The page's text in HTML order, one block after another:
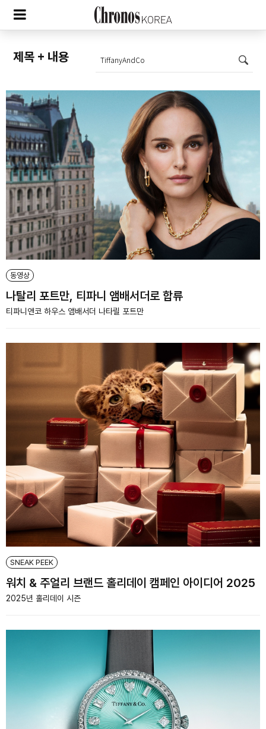
동영상
나탈리 포트만, 티파니 앰배서더로 합류
티파니앤코 하우스 앰배서더 나타릴 포트만
SNEAK PEEK
워치 & 주얼리 브랜드 홀리데이 캠페인 아이디어 2025
2025년 홀리데이 시즌